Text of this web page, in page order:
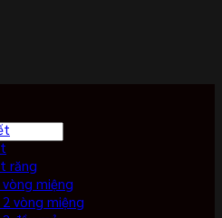
răng
miệng
vòng miệng